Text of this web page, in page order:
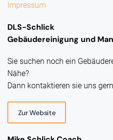
Impressum
DLS-Schlick
Gebäudereinigung und
Sie suchen noch ein
Nähe?
Dann kontaktieren sie uns
Zur Website